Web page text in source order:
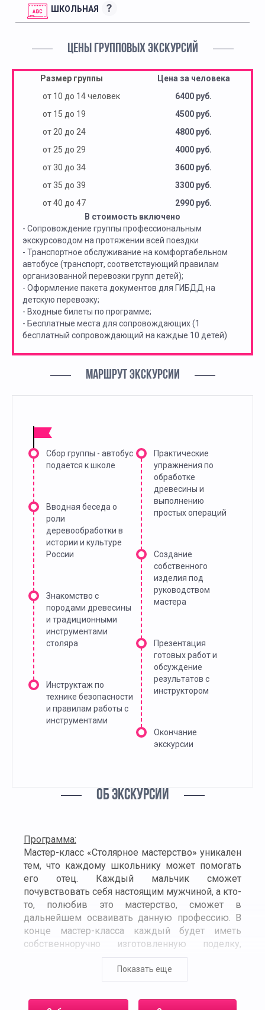
ШКОЛЬНАЯ ?
ЦЕНЫ ГРУППОВЫХ ЭКСКУРСИЙ
Размер группы
Цена за человека
от 10 до 14 человек
6400 руб.
от 15 до 19
4500 руб.
от 20 до 24
4800 руб.
от 25 до 29
4000 руб.
от 30 до 34
3600 руб.
от 35 до 39
3300 руб.
от 40 до 47
2990 руб.
В стоимость включено
- Сопровождение группы профессиональным
экскурсоводом на протяжении всей поездки
- Транспортное обслуживание на комфортабельном
автобусе (транспорт, соответствующий правилам
организованной перевозки групп детей);
- Оформление пакета документов для ГИБДД на
детскую перевозку;
- Входные билеты по программе;
- Бесплатные места для сопровождающих (1
бесплатный сопровождающий на каждые 10 детей)
МАРШРУТ ЭКСКУРСИИ
Сбор группы - автобус
подается к школе
Вводная беседа о
роли
деревообработки в
истории и культуре
России
Знакомство с
породами древесины
и традиционными
инструментами
столяра
Инструктаж по
технике безопасности
и правилам работы с
инструментами
Практические
упражнения по
обработке
древесины и
выполнению
простых операций
Создание
собственного
изделия под
руководством
мастера
Презентация
готовых работ и
обсуждение
результатов с
инструктором
Окончание
экскурсии
ОБ ЭКСКУРСИИ
Программа:
Мастер-класс «Столярное мастерство» уникален
тем, что каждому школьнику может помогать
его отец. Каждый мальчик сможет
почувствовать себя настоящим мужчиной, а кто-
то, полюбив это мастерство, сможет в
дальнейшем осваивать данную профессию. В
конце мастер-класса каждый будет иметь
собственноручно изготовленную поделку,
прекрасным подарком на любой праздник.
Показать еще